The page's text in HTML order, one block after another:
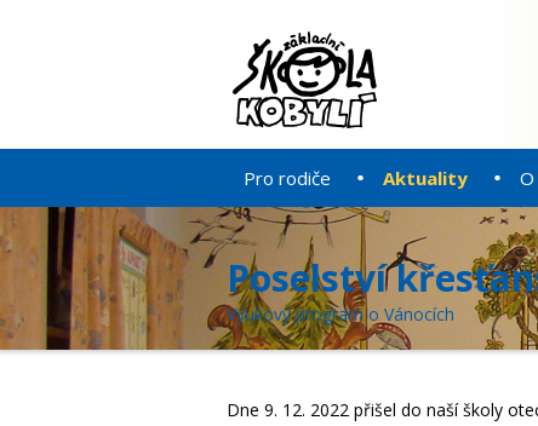
Pro rodiče Aktuality O
Poselství
Výukový program o Vánocích
Dne 9. 12. 2022 přišel do naší školy